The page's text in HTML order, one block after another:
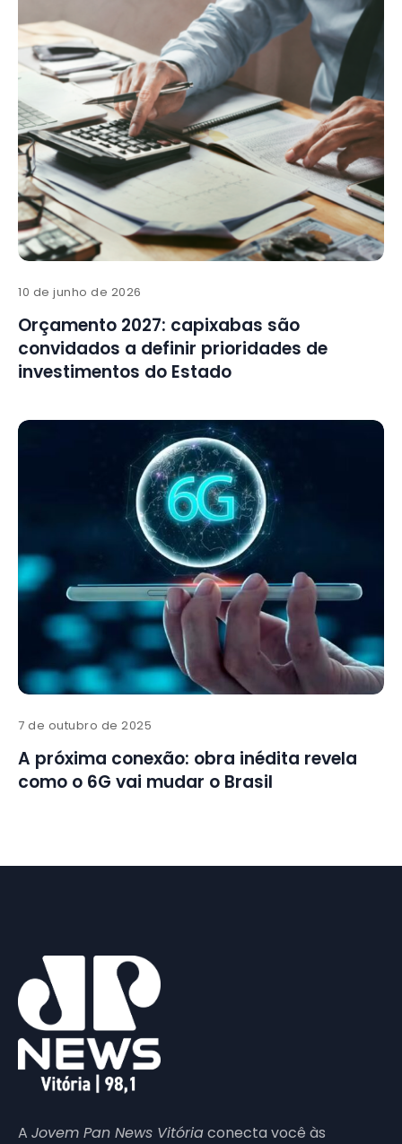
10 de junho de 2026
Orçamento 2027: capixabas são
convidados a definir prioridades de
investimentos do Estado
7 de outubro de 2025
A próxima conexão: obra inédita revela
como o 6G vai mudar o Brasil
A Jovem Pan News Vitóriaconecta você às